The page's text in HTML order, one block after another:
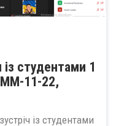
студентами 1
ММ-11-22,
із студентами